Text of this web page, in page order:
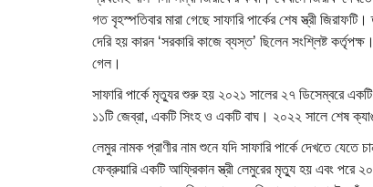
গত বৃহস্পতিবার মারা গেছে সাফারি পার্কের শেষ স্ত্রী
দেরি হয় কারন ‘সরকারি কাজে ব্যস্ত’ ছিলেন সংশ্লিষ্ট
গেল।
সাফারি পার্কে মৃত্যুর শুরু হয় ২০২১ সালের ২৭ ডিসেম্বরে
১১টি জেব্রা, একটি সিংহ ও একটি বাঘ। ২০২২ সালে শেষ
লেমুর নামক প্রাণীর নাম শুনে যদি সাফারি পার্কে দেখতে
ফেব্রুয়ারি একটি আফ্রিকান স্ত্রী লেমুরের মৃত্যু হয় এবং পরে